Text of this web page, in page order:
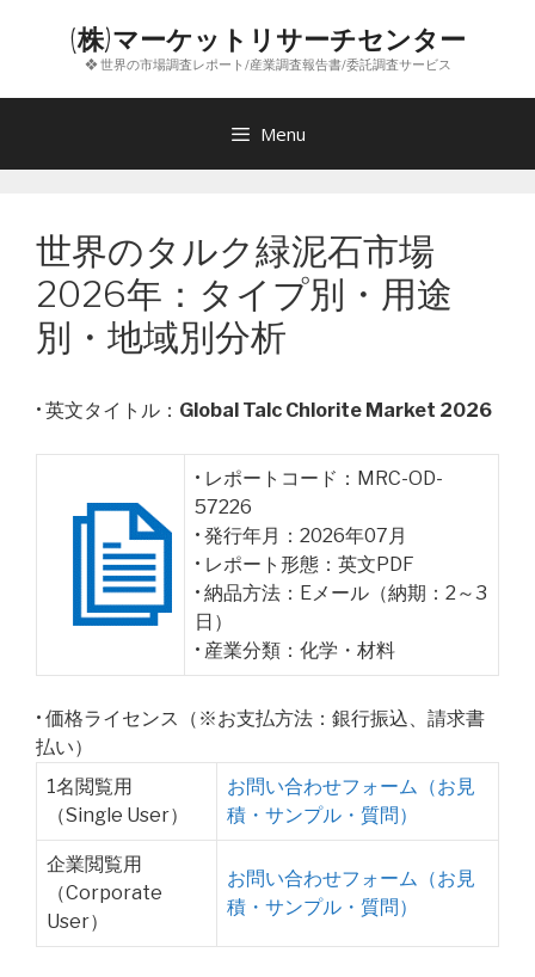
ン
(株)マーケットリサーチセンター
❖ 世界の市場調査レポート/産業調査報告書/委託調査サービス
Menu
世界のタルク緑泥石市場
2026年：タイプ別・用途
別・地域別分析
• 英文タイトル： Global Talc Chlorite Market 2026
• レポートコード：MRC-OD-
57226
• 発行年月：2026年07月
• レポート形態：英文PDF
• 納品方法：Eメール（納期：2～3
日）
• 産業分類：化学・材料
• 価格ライセンス（※お支払方法：銀行振込、請求書
払い）
1名閲覧用
（Single User）
お問い合わせフォーム（お見
積・サンプル・質問）
企業閲覧用
（Corporate
User）
お問い合わせフォーム（お見
積・サンプル・質問）